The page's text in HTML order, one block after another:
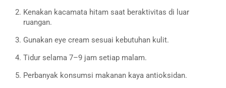
Kenakan kacamata hitam saat beraktivitas di luar
ruangan.
Gunakan eye cream sesuai kebutuhan kulit.
Tidur selama 7–9 jam setiap malam.
Perbanyak konsumsi makanan kaya antioksidan.